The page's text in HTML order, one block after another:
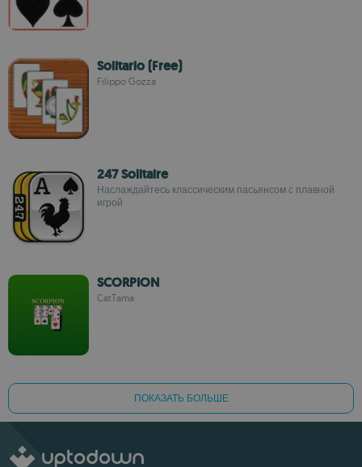
Solitario (Free)
Filippo Gozza
247 Solitaire
Наслаждайтесь классическим пасьянсом с плавной
игрой
SCORPION
CatTama
ПОКАЗАТЬ БОЛЬШЕ